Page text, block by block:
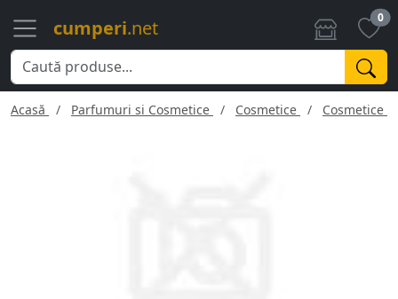
cumperi.net 0
Acasă Parfumuri si Cosmetice Cosmetice Cosmetice